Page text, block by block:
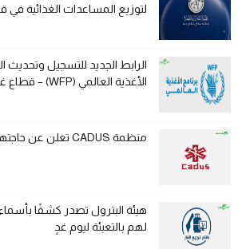
لتوزيع المساعدات الغذائية في
الرابط الجديد للتسجيل وتحديث
الأغذية العالمي (WFP) – قطاع غزة
منظمة CADUS تعلن عن حاجتها لوظائف شاغرة
هيئة البترول تصدر كشفًا
لهم بالتعبئة ليوم غدٍ